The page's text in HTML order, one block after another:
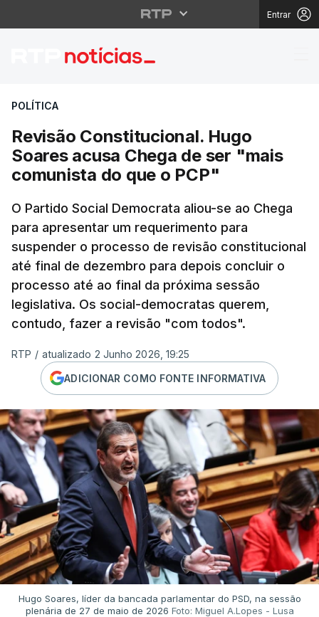
Entrar
Revisão
POLÍTICA
Revisão Constitucional. Hugo
Soares acusa Chega de ser "mais
comunista do que o PCP"
O Partido Social Democrata aliou-se ao Chega
para apresentar um requerimento para
suspender o processo de revisão constitucional
até final de dezembro para depois concluir o
processo até ao final da próxima sessão
legislativa. Os social-democratas querem,
contudo, fazer a revisão "com todos".
RTP / atualizado 2 Junho 2026, 19:25
ADICIONAR COMO FONTE INFORMATIVA
Hugo Soares, líder da bancada parlamentar do PSD, na sessão
plenária de 27 de maio de 2026 Foto: Miguel A.Lopes - Lusa